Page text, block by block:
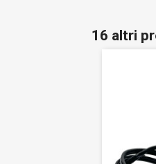
16 altri